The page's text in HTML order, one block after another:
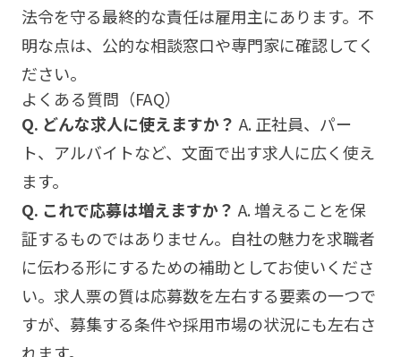
法令を守る最終的な責任は雇用主にあります。不
明な点は、公的な相談窓口や専門家に確認してく
ださい。
よくある質問（FAQ）
Q. どんな求人に使えますか？ A. 正社員、パー
ト、アルバイトなど、文面で出す求人に広く使え
ます。
Q. これで応募は増えますか？ A. 増えることを保
証するものではありません。自社の魅力を求職者
に伝わる形にするための補助としてお使いくださ
い。求人票の質は応募数を左右する要素の一つで
すが、募集する条件や採用市場の状況にも左右さ